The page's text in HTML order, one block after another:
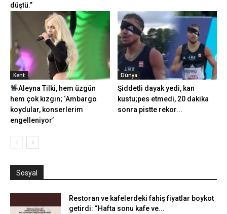
düştü.”
Kent
Aleyna Tilki, hem üzgün
hem çok kızgın; ‘Ambargo
koydular, konserlerim
engelleniyor’
Dünya
Şiddetli dayak yedi, kan
kustu;pes etmedi, 20 dakika
sonra pistte rekor...
Sosyal
Restoran ve kafelerdeki fahiş fiyatlar boykot
getirdi: “Hafta sonu kafe ve...